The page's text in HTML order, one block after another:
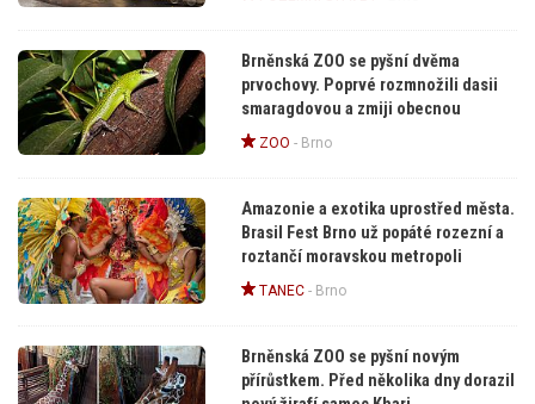
Brněnská ZOO se pyšní dvěma
prvochovy. Poprvé rozmnožili dasii
smaragdovou a zmiji obecnou
ZOO - Brno
Amazonie a exotika uprostřed města.
Brasil Fest Brno už popáté rozezní a
roztančí moravskou metropoli
TANEC- Brno
Brněnská ZOO se pyšní novým
přírůstkem. Před několika dny dorazil